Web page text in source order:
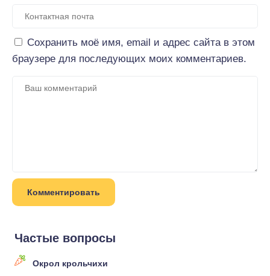
Сохранить моё имя, email и адрес сайта в этом
браузере для последующих моих комментариев.
Частые вопросы
Окрол крольчихи